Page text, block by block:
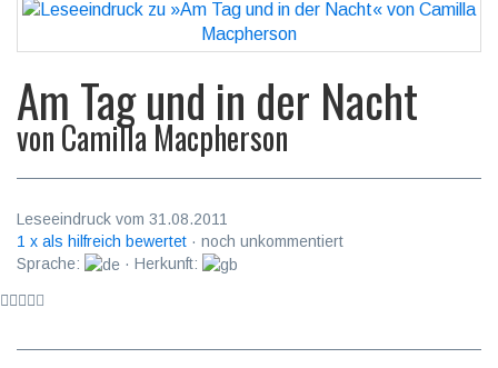
Am Tag und in der Nacht
vonCamilla Macpherson
Leseeindruck vom 31.08.2011
1 x als hilfreich bewertet · noch unkommentiert
Sprache:
· Herkunft: